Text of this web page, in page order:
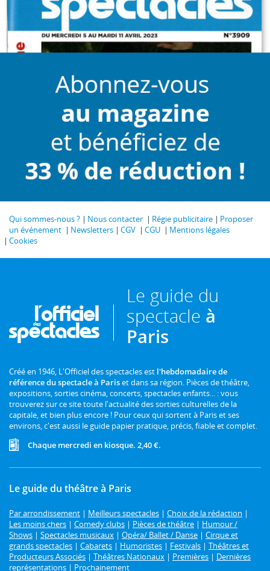
Qui sommes-nous ? Nous contacter Régie publicitaire
Proposer
un événement
Newsletters CGV CGU
Mentions légales
Cookies
Le guide du
spectacle à
Paris
Créé en 1946, L'Officiel des spectacles est l'hebdomadaire de
référence du spectacle à Pariset dans sa région. Pièces de théâtre,
expositions, sorties cinéma, concerts, spectacles enfants... : vous
trouverez sur ce site toute l'actualité des sorties culturelles de la
capitale, et bien plus encore ! Pour ceux qui sortent à Paris et ses
environs, c'est aussi le guide papier pratique, précis, fiable et complet.
Chaque mercredi en kiosque. 2,40 €.
Le guide du théâtre à Paris
Par arrondissement | Meilleurs spectacles | Choix de la rédaction |
Les moins chers | Comedy clubs | Pièces de théâtre | Humour /
Shows | Spectacles musicaux | Opéra/ Ballet / Danse | Cirque et
grands spectacles | Cabarets | Humoristes | Festivals | Théâtres et
Producteurs Associés | Théâtres Nationaux | Premières | Dernières
représentations | Prochainement